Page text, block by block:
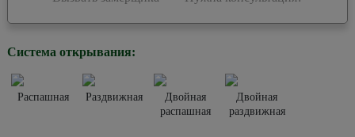
Система открывания:
Распашная Раздвижная
Двойная
распашная
Двойная
раздвижная